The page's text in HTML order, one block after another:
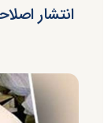
انتشار